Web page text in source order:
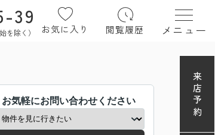
39
を除く） お気に入り 閲覧履歴 メニュー
お気軽にお問い合わせください
来店予約